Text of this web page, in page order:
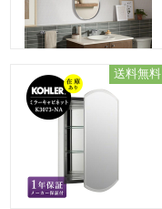
送料無料